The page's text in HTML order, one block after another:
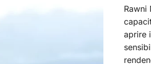
Rawni
aprire